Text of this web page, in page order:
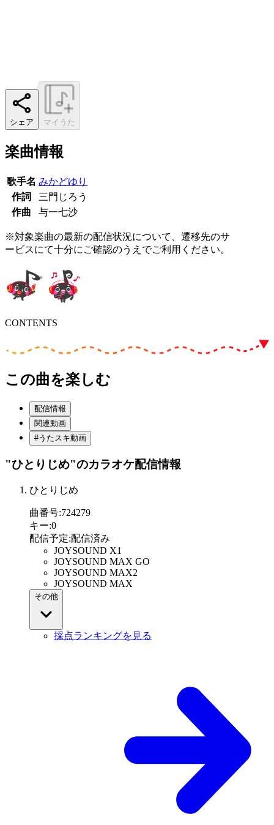
シェア マイうた
楽曲情報
歌手名 みかどゆり
作詞
三門じろう
作曲
与一七沙
※対象楽曲の最新の配信状況について、遷移先のサ
ービスにて十分にご確認のうえでご利用ください。
CONTENTS
この曲を楽しむ
配信情報
関連動画
#うたスキ動画
"ひとりじめ"のカラオケ配信情報
ひとりじめ
曲番号:724279
キー:0
配信予定:配信済み
JOYSOUND X1
JOYSOUND MAX GO
JOYSOUND MAX2
JOYSOUND MAX
その他
採点ランキングを見る